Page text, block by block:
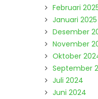
Februari
Januari 2025
Desember
November
Oktober
September
Juli 2024
Juni 2024